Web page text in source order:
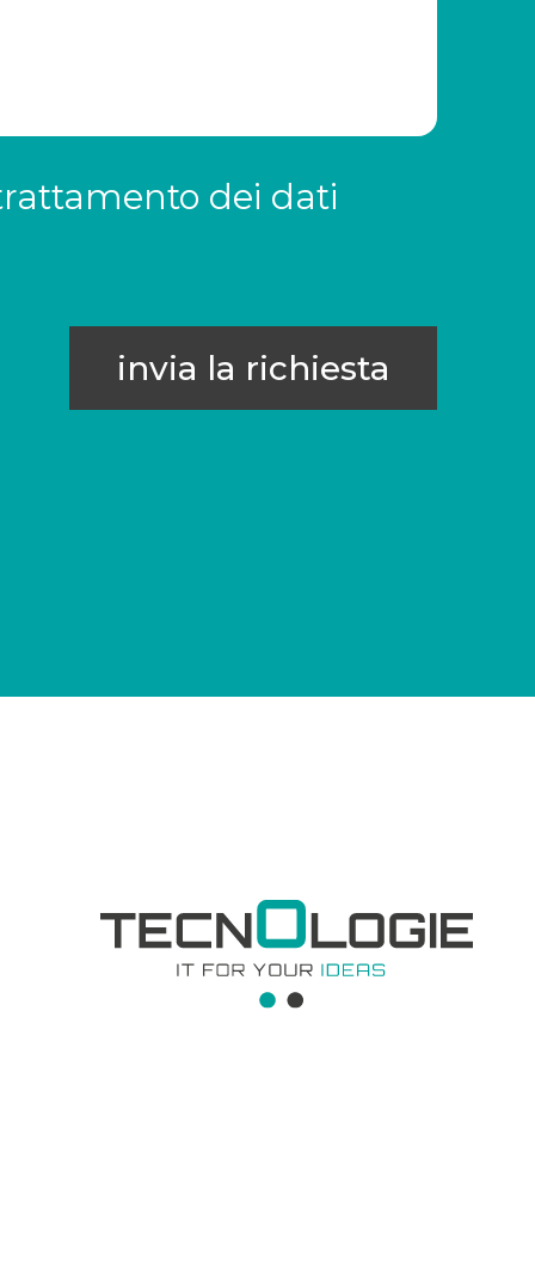
dei dati
invia la richiesta